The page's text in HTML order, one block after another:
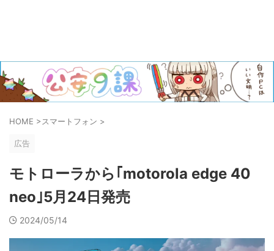
HOME >スマートフォン >
広告
モトローラから｢motorola edge 40
neo｣5月24日発売
2024/05/14